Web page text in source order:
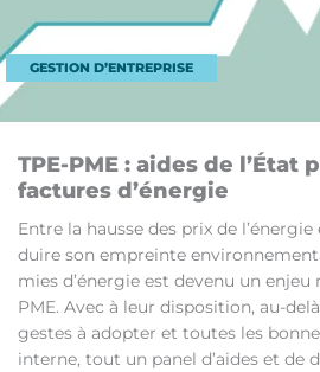
GESTION D’ENTREPRISE
TPE-PME : aides de l’É­tat
fac­tures d’éner­gie
Entre la hausse des prix de
duire son em­preinte
mies d’éner­gie est de­ve­nu un en­jeu
PME. Avec à leur dis­po­si­tion, au-
gestes à adop­ter et toutes les
in­ter­ne, tout un pa­nel d’aides et de